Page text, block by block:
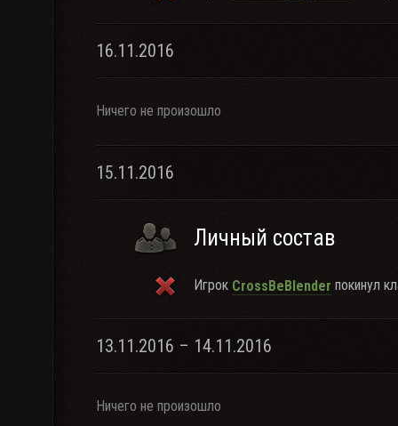
16.11.2016
Ничего не произошло
15.11.2016
Личный состав
Игрок CrossBeBlender покинул
13.11.2016 – 14.11.2016
Ничего не произошло